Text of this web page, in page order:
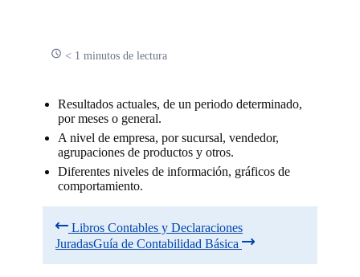
< 1 minutos de lectura
Resultados actuales, de un periodo determinado,
por meses o general.
A nivel de empresa, por sucursal, vendedor,
agrupaciones de productos y otros.
Diferentes niveles de información, gráficos de
comportamiento.
Libros Contables y Declaraciones
JuradasGuía de Contabilidad Básica